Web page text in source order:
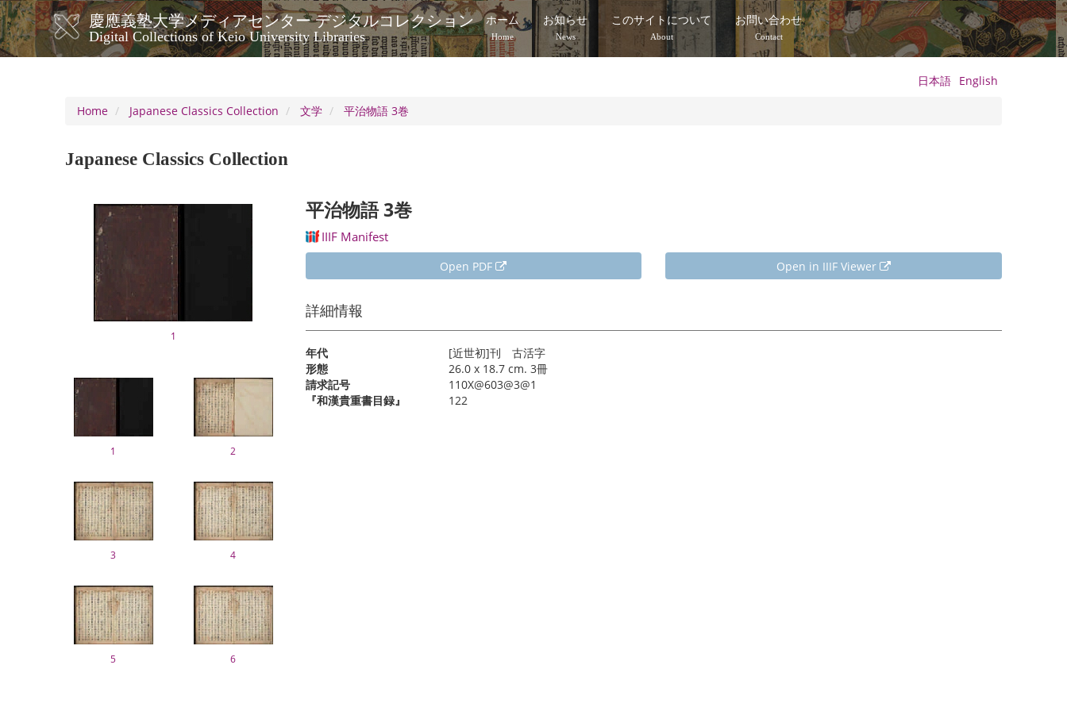
Skip
to
main
content
慶應義塾大学メディアセンター デジタルコレクション
Digital Collections of Keio University Libraries
メ
イ
ビ
シ
ホーム
Home
お知らせ
News
このサイトについて
About
お問い合わせ
Contact
日本語 English
Home
Japanese Classics Collection 文学 平治物語 3巻
Japanese Classics Collection
1
1 2
3 4
5 6
平治物語 3巻
IIIF Manifest
Open PDF Open in IIIF Viewer
詳細情報
年代
[近世初]刊 古活字
形態
26.0 x 18.7 cm. 3冊
請求記号
110X@603@3@1
『和漢貴重書目録』
122